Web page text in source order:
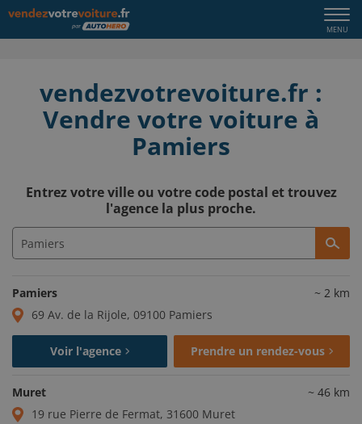
MENU
vendezvotrevoiture.fr :
Vendre votre voiture à
Pamiers
Entrez votre ville ou votre code postal et trouvez
l'agence la plus proche.
Pamiers ~ 2 km
69 Av. de la Rijole, 09100 Pamiers
Voir l'agence Prendre un rendez-vous
Muret ~ 46 km
19 rue Pierre de Fermat, 31600 Muret